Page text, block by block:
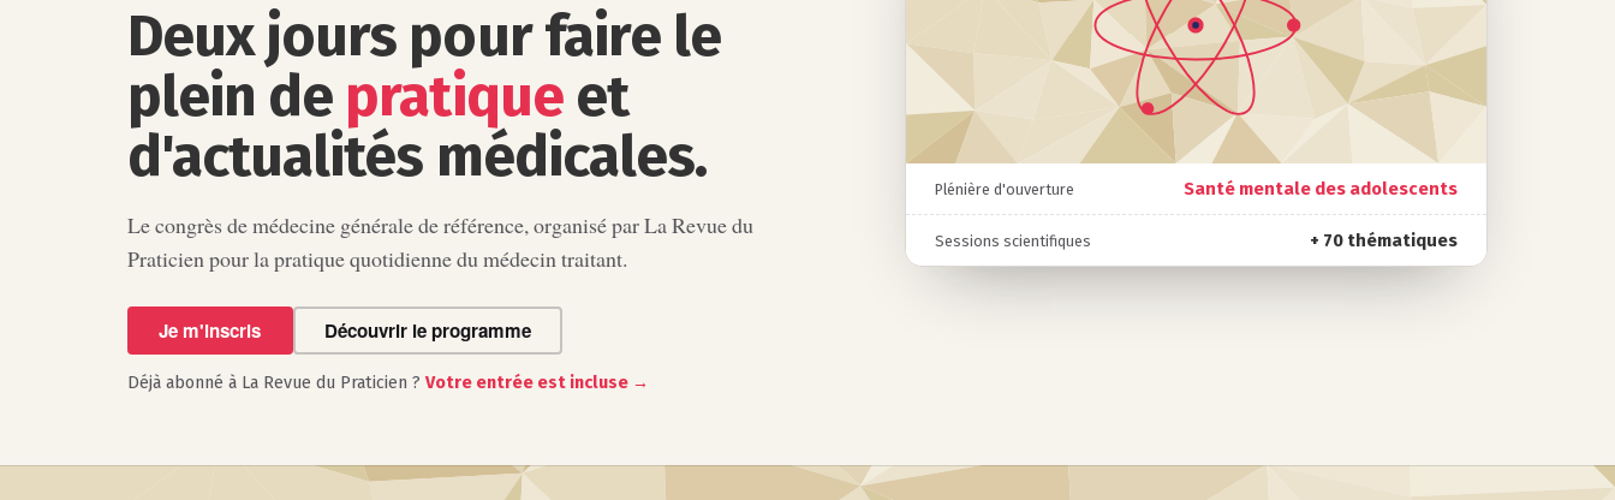
Deux jours pour faire le
plein de pratiqueet
d'actualités médicales.
Le congrès de médecine générale de référence, organisé par La Revue du
Praticien pour la pratique quotidienne du médecin traitant.
Je m'inscris Découvrir le programme
Déjà abonné à La Revue du Praticien ? Votre entrée est incluse →
Plénière d'ouverture Santé mentale des adolescents
Sessions scientifiques + 70 thématiques